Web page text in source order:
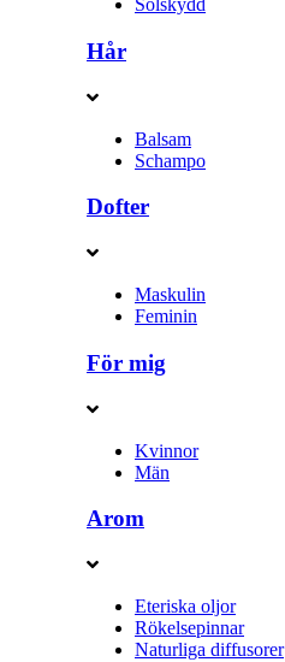
Solskydd
Hår
Balsam
Schampo
Dofter
Maskulin
Feminin
För mig
Kvinnor
Män
Arom
Eteriska oljor
Rökelsepinnar
Naturliga diffusorer